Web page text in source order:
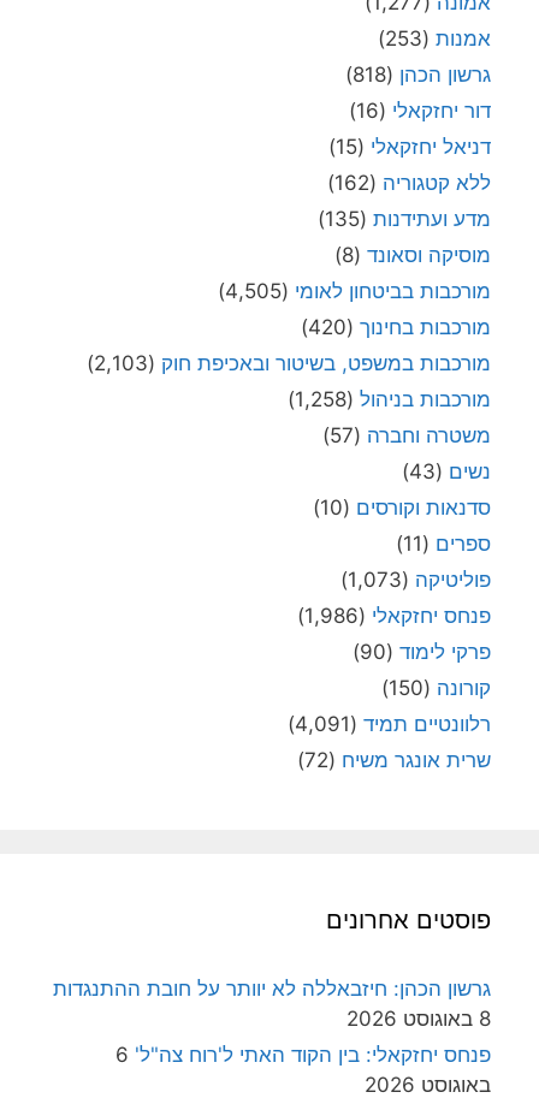
אמנות (253)
גרשון הכהן (818)
דור יחזקאלי (16)
דניאל יחזקאלי (15)
ללא קטגוריה (162)
מדע ועתידנות (135)
מוסיקה וסאונד (8)
מורכבות בביטחון לאומי (4,505)
מורכבות בחינוך (420)
מורכבות במשפט, בשיטור ובאכיפת חוק (2,103)
מורכבות בניהול (1,258)
משטרה וחברה (57)
נשים (43)
סדנאות וקורסים (10)
ספרים (11)
פוליטיקה (1,073)
פנחס יחזקאלי (1,986)
פרקי לימוד (90)
קורונה (150)
רלוונטיים תמיד (4,091)
שרית אונגר משיח (72)
פוסטים אחרונים
גרשון הכהן: חיזבאללה לא יוותר על חובת ההתנגדות
8 באוגוסט 2026
פנחס יחזקאלי: בין הקוד האתי ל'רוח צה"ל' 6
באוגוסט 2026